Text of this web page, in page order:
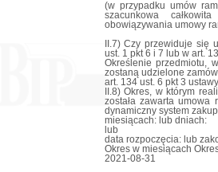
(w przypadku umów
szacunkowa
obowiązywania umowy
II.7) Czy przewiduje się
ust. 1 pkt 6 i 7 lub w art.
Określenie przedmiotu,
zostaną udzielone
art. 134 ust. 6 pkt 3
II.8) Okres, w którym
została zawarta umowa
dynamiczny system
miesiącach: lub dniach:
lub
data rozpoczęcia: lub
Okres w miesiącach
2021-08-31